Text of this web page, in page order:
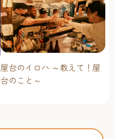
屋台のイロハ ～教えて！屋
台のこと～